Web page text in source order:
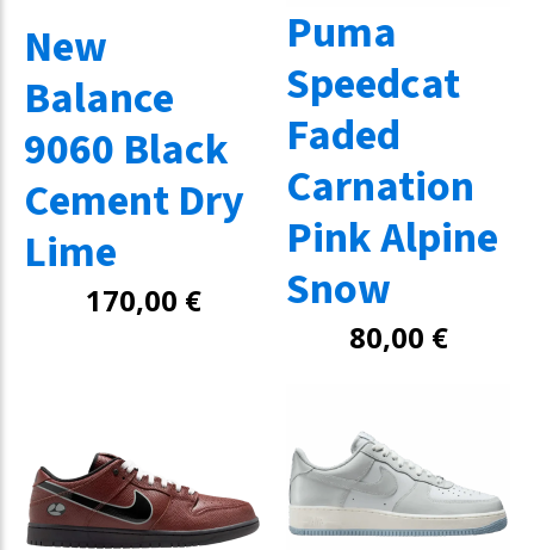
New
Balance
9060 Black
Cement Dry
Lime
170,00 €
Puma
Speedcat
Faded
Carnation
Pink Alpine
Snow
80,00 €